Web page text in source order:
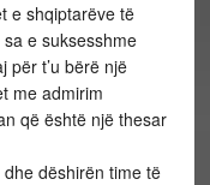
e shqiptarëve të
e suksesshme
për t’u bërë një
me admirim
që është një thesar
dëshirën time të